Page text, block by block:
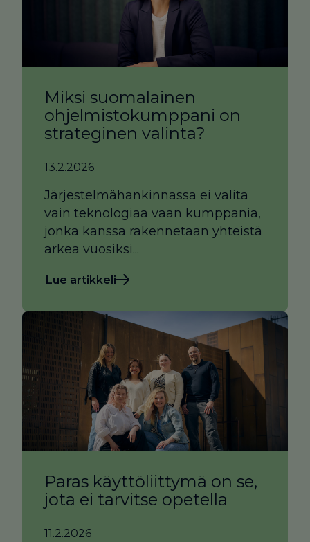
Miksi suomalainen
ohjelmistokumppani on
strateginen valinta?
13.2.2026
Järjestelmähankinnassa ei valita
vain teknologiaa vaan kumppania,
jonka kanssa rakennetaan yhteistä
arkea vuosiksi...
Lue artikkeli
Paras käyttöliittymä on se,
jota ei tarvitse opetella
11.2.2026